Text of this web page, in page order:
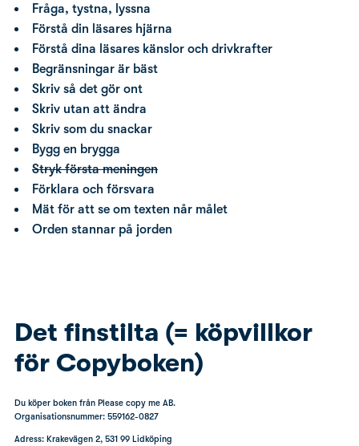
Fråga, tystna, lyssna
Förstå din läsares hjärna
Förstå dina läsares känslor och drivkrafter
Begränsningar är bäst
Skriv så det gör ont
Skriv utan att ändra
Skriv som du snackar
Bygg en brygga
Stryk första meningen
Förklara och försvara
Mät för att se om texten når målet
Orden stannar på jorden
Det finstilta (= köpvillkor
för Copyboken)
Du köper boken från Please copy me AB.
Organisationsnummer: 559162-0827
Adress: Krakevägen 2, 531 99 Lidköping